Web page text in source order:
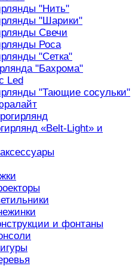
"Нить"
"Шарики"
Свечи
Роса
"Сетка"
"Бахрома"
Led
"Тающие сосульки"
«Belt-Light» и
и фонтаны